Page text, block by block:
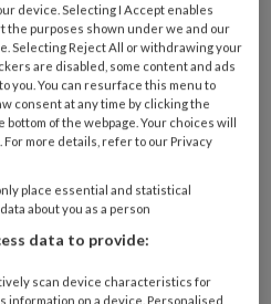
jongvolwassenen
tips en herkenbare
Ook bevat de
hoe ze de weg kunnen
steun en
website is een
113
en het Nederlands
en is onderdeel van
Suïcide:
device. Selecting I Accept enables
the purposes shown under we and our
Selecting Reject All or withdrawing your
are disabled, some content and ads
you. You can resurface this menu to
consent at any time by clicking the
of the webpage. Your choices will
more details, refer to our Privacy
place essential and statistical
about you as a person
data to provide:
scan device characteristics for
information on a device. Personalised